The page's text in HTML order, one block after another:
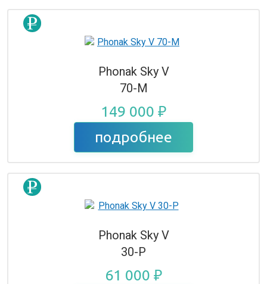
Phonak Sky V
70-M
149 000 ₽
подробнее
Phonak Sky V
30-P
61 000 ₽